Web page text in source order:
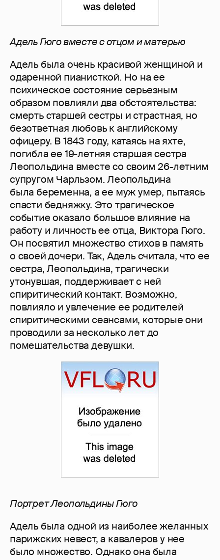
Адель Гюго вместе с отцом и матерью
Адель была очень красивой женщиной и
одаренной пианисткой. Но на ее
психическое состояние серьезным
образом повлияли два обстоятельства:
смерть старшей сестры и страстная, но
безответная любовь к английскому
офицеру. В 1843 году, катаясь на яхте,
погибла ее 19-летняя старшая сестра
Леопольдина вместе со своим 26-летним
супругом Чарльзом. Леопольдина
была беременна, а ее муж умер, пытаясь
спасти бедняжку. Это трагическое
событие оказало большое влияние на
работу и личность ее отца, Виктора Гюго.
Он посвятил множество стихов в память
о своей дочери. Так, Адель считала, что ее
сестра, Леопольдина, трагически
утонувшая, поддерживает с ней
спиритический контакт. Возможно,
повлияло и увлечение ее родителей
спиритическими сеансами, которые они
проводили за несколько лет до
помешательства девушки.
Портрет Леопольдины Гюго
Адель была одной из наиболее желанных
парижских невест, а кавалеров у нее
было множество. Однако она была